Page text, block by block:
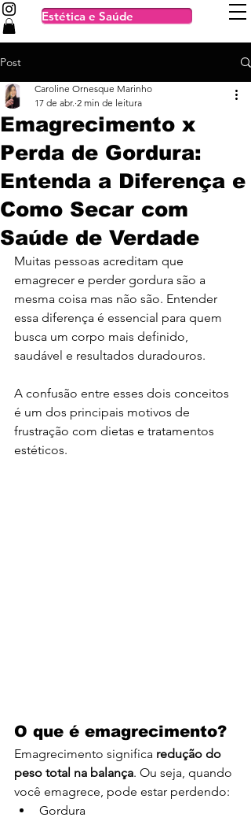
Estética e Saúde
Post
Emagrecimento x
Perda de Gordura:
Entenda a Diferença e
Como Secar com
Saúde de Verdade
Caroline Ornesque Marinho
17 de abr. 2 min de leitura
Muitas pessoas acreditam que
emagrecer e perder gordura são a
mesma coisa mas não são. Entender
essa diferença é essencial para quem
busca um corpo mais definido,
saudável e resultados duradouros.
A confusão entre esses dois conceitos
é um dos principais motivos de
frustração com dietas e tratamentos
estéticos.
O que é emagrecimento?
Emagrecimento significa redução do
peso total na balança. Ou seja, quando
você emagrece, pode estar perdendo:
Gordura